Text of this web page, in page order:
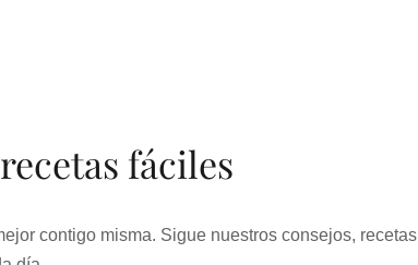
fáciles
contigo misma. Sigue nuestros consejos, recetas